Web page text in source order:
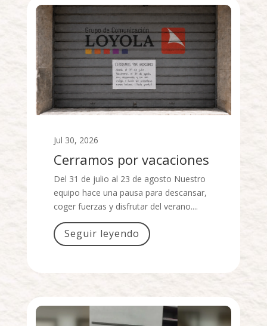
Jul 30, 2026
Cerramos por vacaciones
Del 31 de julio al 23 de agosto Nuestro
equipo hace una pausa para descansar,
coger fuerzas y disfrutar del verano....
Seguir leyendo